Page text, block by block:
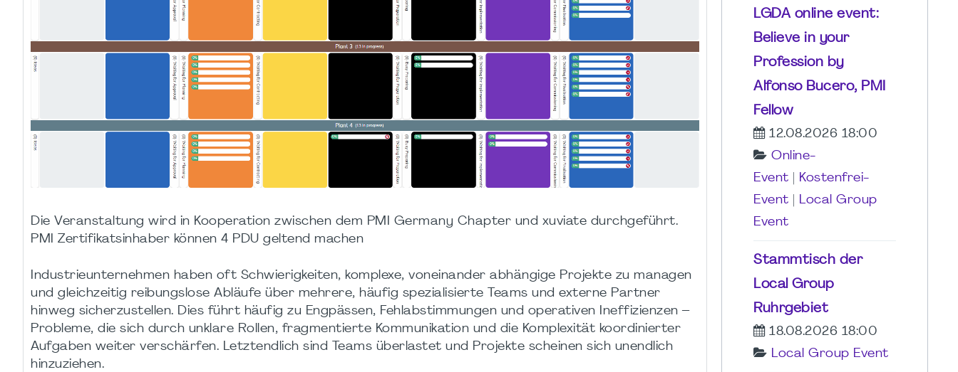
Die Veranstaltung wird in Kooperation zwischen dem PMI Germany Chapter und xuviate durchgeführt.
PMI Zertifikatsinhaber können 4 PDU geltend machen
Industrieunternehmen haben oft Schwierigkeiten, komplexe, voneinander abhängige Projekte zu managen
und gleichzeitig reibungslose Abläufe über mehrere, häufig spezialisierte Teams und externe Partner
hinweg sicherzustellen. Dies führt häufig zu Engpässen, Fehlabstimmungen und operativen Ineffizienzen –
Probleme, die sich durch unklare Rollen, fragmentierte Kommunikation und die Komplexität koordinierter
Aufgaben weiter verschärfen. Letztendlich sind Teams überlastet und Projekte scheinen sich unendlich
hinzuziehen.
LGDA online event:
Believe in your
Profession by
Alfonso Bucero, PMI
Fellow
12.08.2026 18:00
Online-
Event
Kostenfrei-
Event
Local Group
Event
Stammtisch der
Local Group
Ruhrgebiet
18.08.2026 18:00
Local Group Event